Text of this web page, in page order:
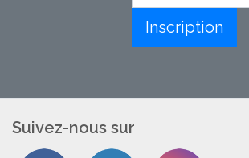
Inscription
Suivez-nous sur